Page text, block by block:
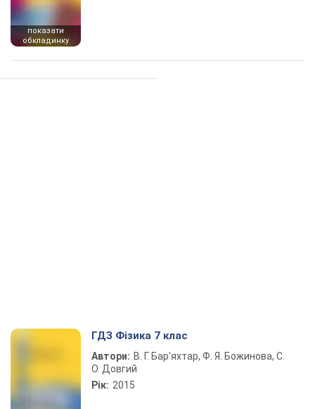
показати
обкладинку
ГДЗ Фізика 7 клас
Автори: В. Г. Бар’яхтар, Ф. Я. Божинова, С.
О. Довгий
Рік: 2015